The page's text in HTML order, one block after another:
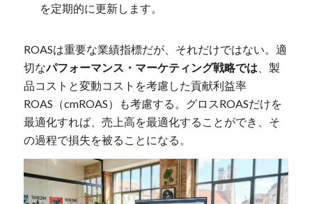
を定期的に更新します。
ROASは重要な業績指標だが、それだけではない。適
切なパフォーマンス・マーケティング戦略では 、製
品コストと変動コストを考慮した貢献利益率
ROAS（cmROAS）も考慮する。グロスROASだけを
最適化すれば、売上高を最適化することができ、そ
の過程で損失を被ることになる。